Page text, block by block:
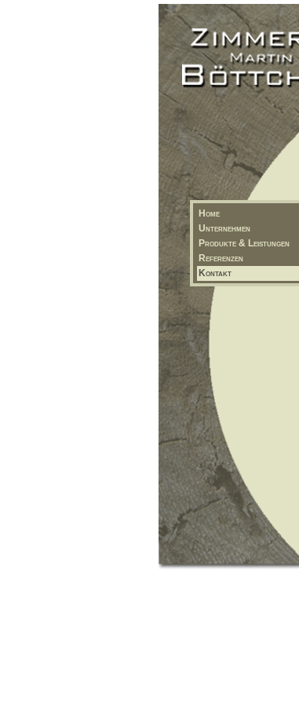
Home
Unternehmen
Produkte & Leistungen
Referenzen
Kontakt